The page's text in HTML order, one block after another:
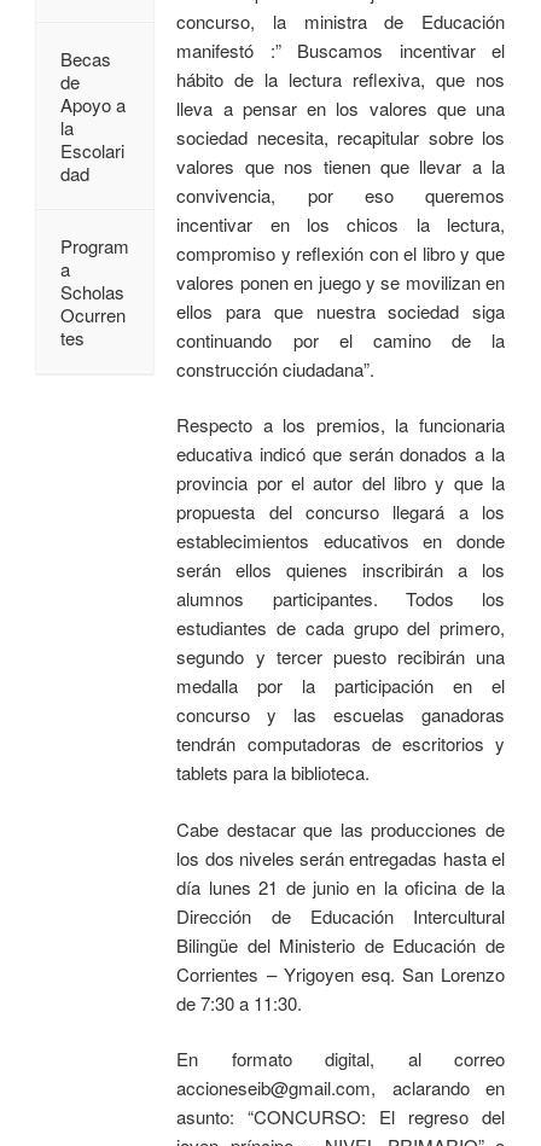
concurso, la ministra de Educación
manifestó :” Buscamos incentivar el
hábito de la lectura reflexiva, que nos
lleva a pensar en los valores que una
sociedad necesita, recapitular sobre los
valores que nos tienen que llevar a la
convivencia, por eso queremos
incentivar en los chicos la lectura,
compromiso y reflexión con el libro y que
valores ponen en juego y se movilizan en
ellos para que nuestra sociedad siga
continuando por el camino de la
construcción ciudadana”.
Respecto a los premios, la funcionaria
educativa indicó que serán donados a la
provincia por el autor del libro y que la
propuesta del concurso llegará a los
establecimientos educativos en donde
serán ellos quienes inscribirán a los
alumnos participantes. Todos los
estudiantes de cada grupo del primero,
segundo y tercer puesto recibirán una
medalla por la participación en el
concurso y las escuelas ganadoras
tendrán computadoras de escritorios y
tablets para la biblioteca.
Cabe destacar que las producciones de
los dos niveles serán entregadas hasta el
día lunes 21 de junio en la oficina de la
Dirección de Educación Intercultural
Bilingüe del Ministerio de Educación de
Corrientes – Yrigoyen esq. San Lorenzo
de 7:30 a 11:30.
En formato digital, al correo
accioneseib@gmail.com, aclarando en
asunto: “CONCURSO: El regreso del
Becas
de
Apoyo a
la
Escolari
dad
Program
a
Scholas
Ocurren
tes